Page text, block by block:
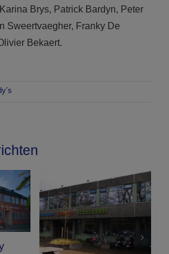
Brys, Patrick Bardyn, Peter
Sweertvaegher, Franky De
Bekaert.